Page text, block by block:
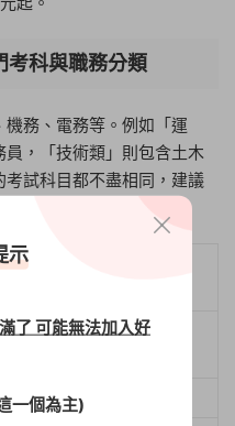
科與職務分類
務、電務等。例如「運
，「技術類」則包含土木
試科目都不盡相同，建議
門檻
學+經
$45,130
示
了 可能無法加入好
一個為主)